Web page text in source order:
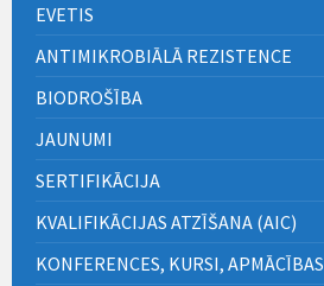
EVETIS
ANTIMIKROBIĀLĀ REZISTENCE
BIODROŠĪBA
JAUNUMI
SERTIFIKĀCIJA
KVALIFIKĀCIJAS ATZĪŠANA (AIC)
KONFERENCES, KURSI, APMĀCĪBAS